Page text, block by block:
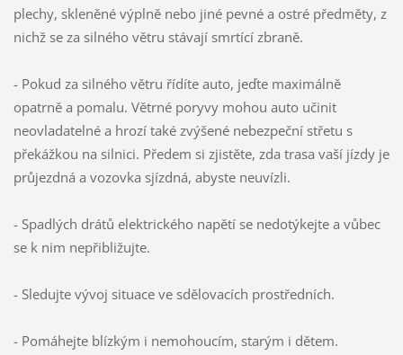
plechy, skleněné výplně nebo jiné pevné a ostré předměty, z
nichž se za silného větru stávají smrtící zbraně.
- Pokud za silného větru řídíte auto, jeďte maximálně
opatrně a pomalu. Větrné poryvy mohou auto učinit
neovladatelné a hrozí také zvýšené nebezpeční střetu s
překážkou na silnici. Předem si zjistěte, zda trasa vaší jízdy je
průjezdná a vozovka sjízdná, abyste neuvízli.
- Spadlých drátů elektrického napětí se nedotýkejte a vůbec
se k nim nepřibližujte.
- Sledujte vývoj situace ve sdělovacích prostředních.
- Pomáhejte blízkým i nemohoucím, starým i dětem.